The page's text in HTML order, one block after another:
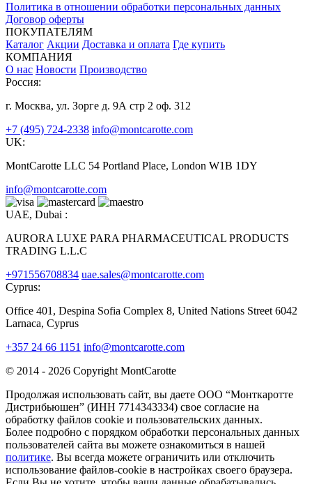
Политика в отношении обработки персональных данных
Договор оферты
ПОКУПАТЕЛЯМ
Каталог Акции Доставка и оплата Где купить
КОМПАНИЯ
О нас Новости Производство
Россия:
г. Москва, ул. Зорге д. 9А стр 2 оф. 312
+7 (495) 724-2338 info@montcarotte.com
UK:
MontCarotte LLC 54 Portland Place, London W1B 1DY
info@montcarotte.com
UAE, Dubai :
AURORA LUXE PARA PHARMACEUTICAL PRODUCTS
TRADING L.L.C
+971556708834 uae.sales@montcarotte.com
Cyprus:
Office 401, Despina Sofia Complex 8, United Nations Street 6042
Larnaca, Cyprus
+357 24 66 1151 info@montcarotte.com
© 2014 - 2026 Copyright MontCarotte
Продолжая использовать сайт, вы даете ООО “Монткаротте
Дистрибьюшен” (ИНН 7714343334) свое согласие на
обработку файлов cookie и пользовательских данных.
Более подробно с порядком обработки персональных данных
пользователей сайта вы можете ознакомиться в нашей
политике. Вы всегда можете ограничить или отключить
использование файлов-cookie в настройках своего браузера.